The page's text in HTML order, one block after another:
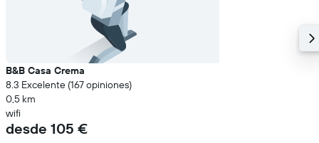
B&B Casa Crema
8.3 Excelente (167 opiniones)
0,5 km
wifi
desde 105 €